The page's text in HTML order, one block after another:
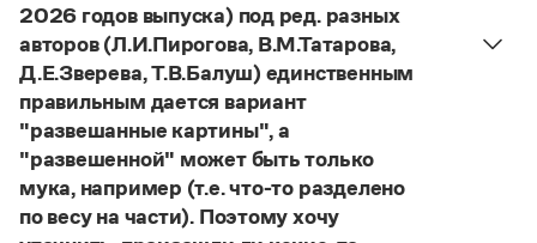
Справочник по пунктуации
Словарь-справочник трудностей
Справочник по фразеологии
Азбучные истины
Словарь-справочник непростые слова
Все справочники портала
Журнал
2026 годов выпуска) под ред. разных
авторов (Л.И.Пирогова, В.М.Татарова,
Д.Е.Зверева, Т.В.Балуш) единственным
правильным дается вариант
"развешанные картины", а
"развешенной" может быть только
мука, например (т.е. что-то разделено
по весу на части). Поэтому хочу